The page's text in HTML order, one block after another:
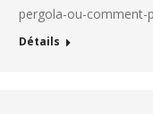
pergola-ou-comment-
Détails